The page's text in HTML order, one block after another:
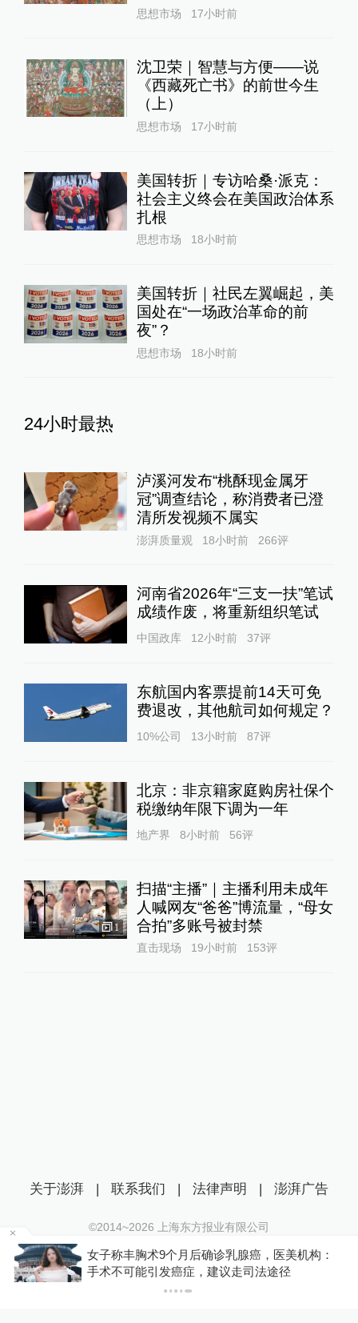
思想市场 17小时前
沈卫荣｜智慧与方便——说
《西藏死亡书》的前世今生
（上）
思想市场 17小时前
美国转折｜专访哈桑·派克：
社会主义终会在美国政治体系
扎根
思想市场 18小时前
美国转折｜社民左翼崛起，美
国处在“一场政治革命的前
夜”？
思想市场 18小时前
24小时最热
泸溪河发布“桃酥现金属牙
冠”调查结论，称消费者已澄
清所发视频不属实
澎湃质量观 18小时前 266评
河南省2026年“三支一扶”笔试
成绩作废，将重新组织笔试
中国政库 12小时前 37评
东航国内客票提前14天可免
费退改，其他航司如何规定？
10%公司 13小时前 87评
北京：非京籍家庭购房社保个
税缴纳年限下调为一年
地产界 8小时前 56评
1
扫描“主播”｜主播利用未成年
人喊网友“爸爸”博流量，“母女
合拍”多账号被封禁
直击现场 19小时前 153评
女子称丰胸术9个月后确诊乳腺癌，医美机构：
手术不可能引发癌症，建议走司法途径
关于澎湃 | 联系我们 | 法律声明 | 澎湃广告
©2014~2026 上海东方报业有限公司
沪ICP证：沪B2-20170116 | 沪ICP备14003370号
互联网新闻信息服务许可证：31120170006
沪公网安备 31010602000299号